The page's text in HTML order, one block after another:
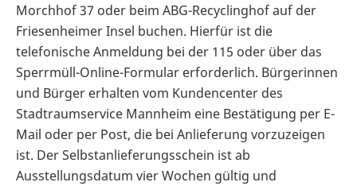
Morchhof 37 oder beim ABG-Recyclinghof auf der
Friesenheimer Insel buchen. Hierfür ist die
telefonische Anmeldung bei der 115 oder über das
Sperrmüll-Online-Formular erforderlich. Bürgerinnen
und Bürger erhalten vom Kundencenter des
Stadtraumservice Mannheim eine Bestätigung per E-
Mail oder per Post, die bei Anlieferung vorzuzeigen
ist. Der Selbstanlieferungsschein ist ab
Ausstellungsdatum vier Wochen gültig und